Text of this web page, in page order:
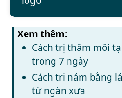
Xem thêm:
Cách trị thâm môi
trong 7 ngày
Cách trị nám bằng
từ ngàn xưa